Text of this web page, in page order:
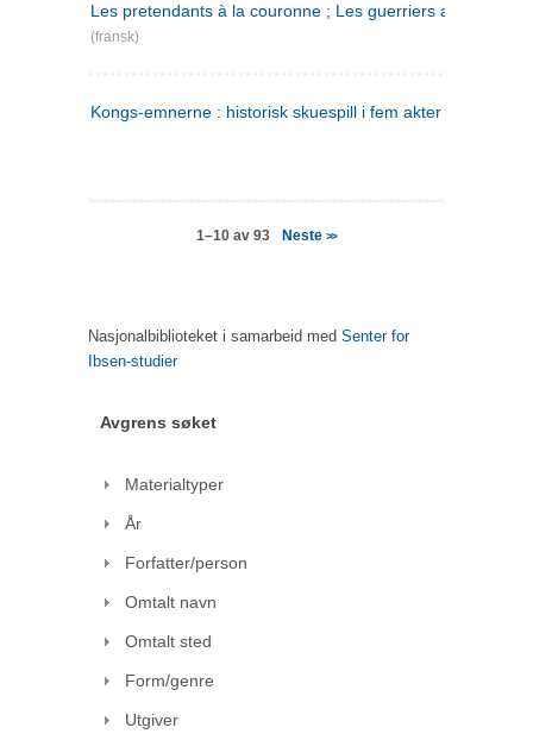
Les pretendants à la couronne ; Les guerriers a Helgeland
(fransk)
Kongs-emnerne : historisk skuespill i fem akter
1–10 av 93 Neste>>
Nasjonalbiblioteket i samarbeid med Senter for
Ibsen-studier
Avgrens søket
Materialtyper
År
Forfatter/person
Omtalt navn
Omtalt sted
Form/genre
Utgiver